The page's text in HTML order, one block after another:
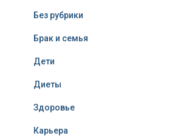
Без рубрики
Брак и семья
Дети
Диеты
Здоровье
Карьера